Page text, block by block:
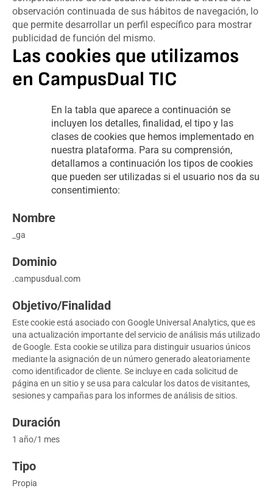
observación continuada de sus hábitos de navegación, lo
que permite desarrollar un perfil específico para mostrar
publicidad de función del mismo.
Las cookies que utilizamos
en CampusDual TIC
En la tabla que aparece a continuación se
incluyen los detalles, finalidad, el tipo y las
clases de cookies que hemos implementado en
nuestra plataforma. Para su comprensión,
detallamos a continuación los tipos de cookies
que pueden ser utilizadas si el usuario nos da su
consentimiento:
_ga
.campusdual.com
Este cookie está asociado con Google Universal Analytics, que es
una actualización importante del servicio de análisis más utilizado
de Google. Esta cookie se utiliza para distinguir usuarios únicos
mediante la asignación de un número generado aleatoriamente
como identificador de cliente. Se incluye en cada solicitud de
página en un sitio y se usa para calcular los datos de visitantes,
sesiones y campañas para los informes de análisis de sitios.
1 año/1 mes
Propia